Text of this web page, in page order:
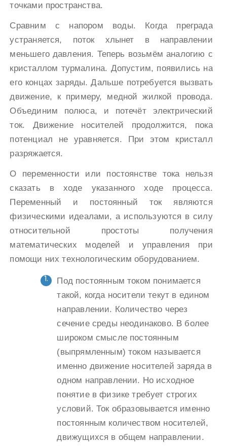
точками пространства.
Сравним с напором воды. Когда преграда
устраняется, поток хлынет в направлении
меньшего давления. Теперь возьмём аналогию с
кристаллом турмалина. Допустим, появились на
его концах заряды. Дальше потребуется вызвать
движение, к примеру, медной жилкой провода.
Объединим полюса, и потечёт электрический
ток. Движение носителей продолжится, пока
потенциал не уравняется. При этом кристалл
разряжается.
О переменности или постоянстве тока нельзя
сказать в ходе указанного ходе процесса.
Переменный и постоянный ток являются
физическими идеалами, а используются в силу
относительной простоты получения
математических моделей и управления при
помощи них технологическим оборудованием.
Под постоянным током понимается
такой, когда носители текут в едином
направлении. Количество через
сечение среды неодинаково. В более
широком смысле постоянным
(выпрямленным) током называется
именно движение носителей заряда в
одном направлении. Но исходное
понятие в физике требует строгих
условий. Ток образовывается именно
постоянным количеством носителей,
движущихся в общем направлении.